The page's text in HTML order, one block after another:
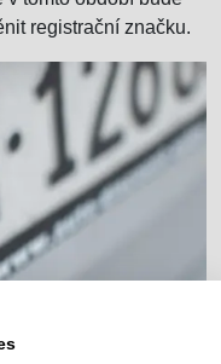
registrační značku.